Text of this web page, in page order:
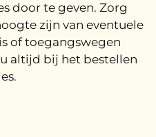
door te geven. Zorg
zijn van eventuele
of toegangswegen
altijd bij het bestellen